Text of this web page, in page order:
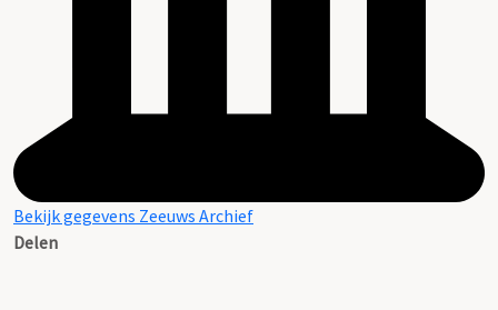
Bekijk gegevens Zeeuws Archief
Delen